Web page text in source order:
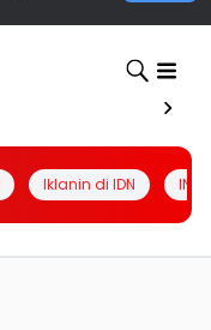
Iklanin di IDN